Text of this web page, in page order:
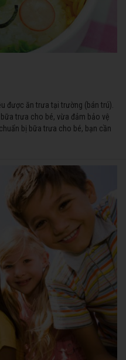
được ăn trưa tại trường (bán trú).
trưa cho bé, vừa đảm bảo vệ
bị bữa trưa cho bé, bạn cần